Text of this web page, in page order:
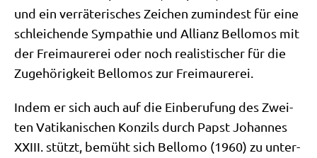
und ein ver­rä­te­ri­sches Zei­chen zumin­dest für eine
schlei­chen­de Sym­pa­thie und Alli­anz Bel­lo­mos mit
der Frei­mau­re­rei oder noch rea­li­sti­scher für die
Zuge­hö­rig­keit Bel­lo­mos zur Freimaurerei.
Indem er sich auch auf die Ein­be­ru­fung des Zwei­
ten Vati­ka­ni­schen Kon­zils durch Papst Johan­nes
XXIII. stützt, bemüht sich Bel­lo­mo (1960) zu unter­